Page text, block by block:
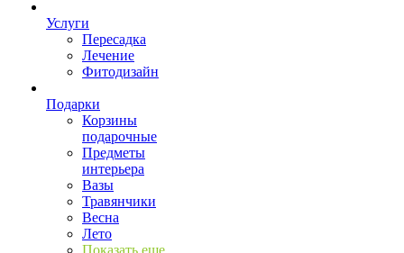
Услуги
Пересадка
Лечение
Фитодизайн
Подарки
Корзины
подарочные
Предметы
интерьера
Вазы
Травянчики
Весна
Лето